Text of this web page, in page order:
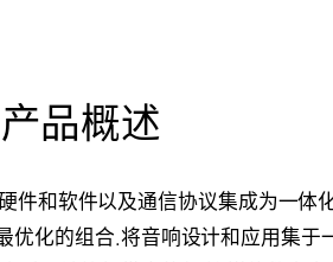
产品概述
件和软件以及通信协议集成为一体
优化的组合.将音响设计和应用集于